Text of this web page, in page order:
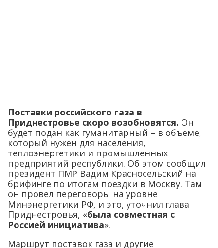
Поставки российского газа в
Приднестровье скоро возобновятся. Он
будет подан как гуманитарный – в объеме,
который нужен для населения,
теплоэнергетики и промышленных
предприятий республики. Об этом сообщил
президент ПМР Вадим Красносельский на
брифинге по итогам поездки в Москву. Там
он провел переговоры на уровне
Минэнергетики РФ, и это, уточнил глава
Приднестровья, «была совместная с
Россией инициатива».
Маршрут поставок газа и другие